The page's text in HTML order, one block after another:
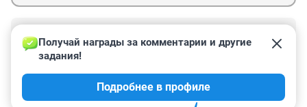
14 сентября 2021, 15:34
И шо? Это ж учебник английского языка... а там вроде
как только Трамп не был извращенцем... потому и не
переизбрали на второй срок...хотя и не факт.
Получай награды за комментарии и другие
задания!
Подробнее в профиле